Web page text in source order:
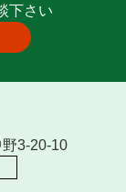
下さい
3-20-10